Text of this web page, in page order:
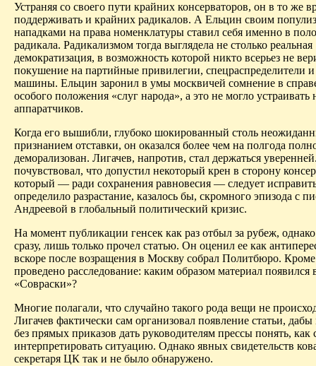
Устраняя со своего пути крайних консерваторов, он в то же
поддерживать и крайних радикалов. А Ельцин своим
нападками на права номенклатуры ставил себя именно в
радикала. Радикализмом тогда выглядела не столько реальная
демократизация, в возможность которой никто всерьез не
покушение на партийные привилегии, спецраспределители
машины. Ельцин заронил в умы москвичей сомнение в
особого положения «слуг народа», а это не могло устраивать
аппаратчиков.
Когда его вышибли, глубоко шокированный столь
признанием отставки, он оказался более чем на полгода
деморализован. Лигачев, напротив, стал держаться
почувствовал, что допустил некоторый крен в сторону
который — ради сохранения равновесия — следует
определило разрастание, казалось бы, скромного эпизода с
Андреевой в глобальный политический кризис.
На момент публикации генсек как раз отбыл за рубеж,
сразу, лишь только прочел статью. Он оценил ее как
вскоре после возращения в Москву собрал Политбюро.
проведено расследование: каким образом материал появился
«Совраски»?
Многие полагали, что случайно такого рода вещи не
Лигачев фактически сам организовал появление статьи,
без прямых приказов дать руководителям прессы понять, как
интерпретировать ситуацию. Однако явных свидетельств
секретаря ЦК так и не было обнаружено.